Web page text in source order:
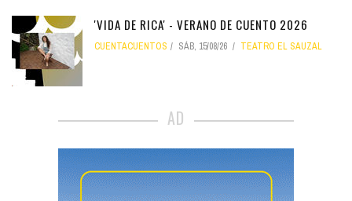
'VIDA DE RICA' - VERANO DE CUENTO 2026
CUENTACUENTOS SÁB, 15/08/26 TEATRO EL SAUZAL
AD